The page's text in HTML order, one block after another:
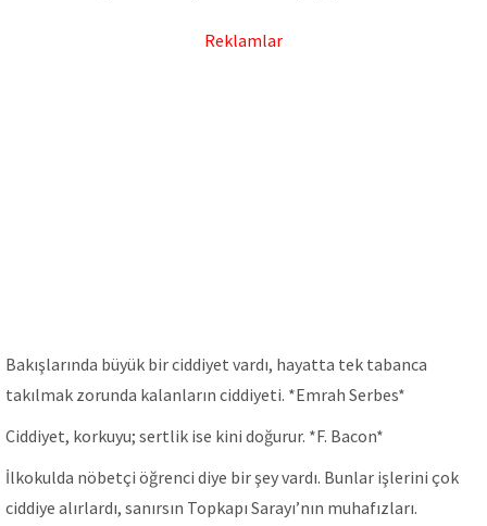
Reklamlar
Bakışlarında büyük bir ciddiyet vardı, hayatta tek tabanca
takılmak zorunda kalanların ciddiyeti. *Emrah Serbes*
Ciddiyet, korkuyu; sertlik ise kini doğurur. *F. Bacon*
İlkokulda nöbetçi öğrenci diye bir şey vardı. Bunlar işlerini çok
ciddiye alırlardı, sanırsın Topkapı Sarayı’nın muhafızları.